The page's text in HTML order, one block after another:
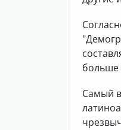
больше
Самый